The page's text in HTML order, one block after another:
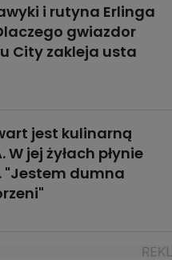
i rutyna Erlinga
gwiazdor
City zakleja usta
jest kulinarną
W jej żyłach płynie
"Jestem dumna